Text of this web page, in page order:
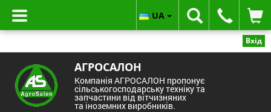
Вхід
АГРОСАЛОН
Компанія АГРОСАЛОН пропонує
сільськогосподарську техніку та
запчастини від вітчизняних
та іноземних виробників.
UA